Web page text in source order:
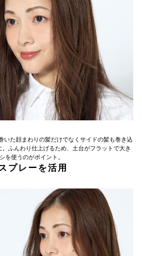
いた顔まわりの髪だけでなくサイドの髪も巻き込
ふんわり仕上げるため、土台がフラットで大き
を使うのがポイント。
プレーを活用